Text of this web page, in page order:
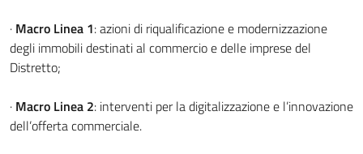
· Macro Linea 1: azioni di riqualificazione e modernizzazione
degli immobili destinati al commercio e delle imprese del
Distretto;
· Macro Linea 2: interventi per la digitalizzazione e l’innovazione
dell’offerta commerciale.